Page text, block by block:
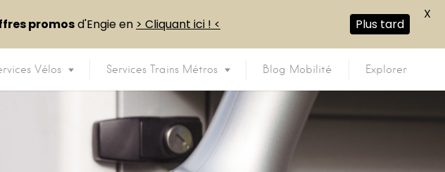
Vélos Services Trains Métros Blog Mobilité Explorer
promosd'Engie en > Cliquant ici ! < Plus tard
X